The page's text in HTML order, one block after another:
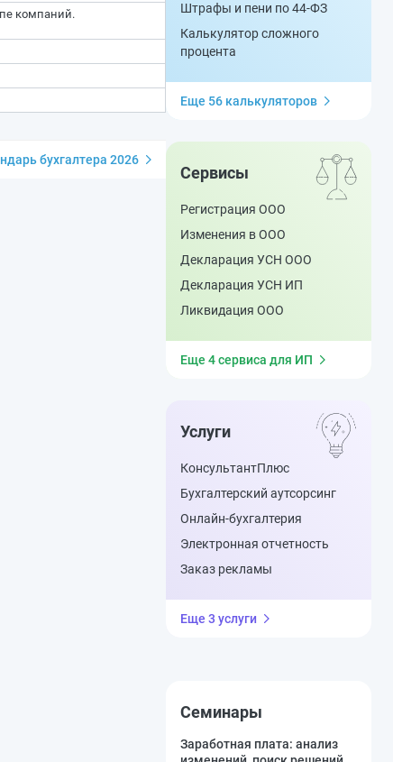
компаний.
бухгалтера 2026
Штрафы и пени по 44-ФЗ
Калькулятор сложного
процента
Еще 56 калькуляторов
Сервисы
Регистрация ООО
Изменения в ООО
Декларация УСН ООО
Декларация УСН ИП
Ликвидация ООО
Еще 4 сервиса для ИП
Услуги
КонсультантПлюс
Бухгалтерский аутсорсинг
Онлайн-бухгалтерия
Электронная отчетность
Заказ рекламы
Еще 3 услуги
Семинары
Заработная плата: анализ